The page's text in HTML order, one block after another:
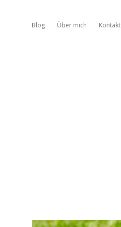
Blog Über mich Kontakt